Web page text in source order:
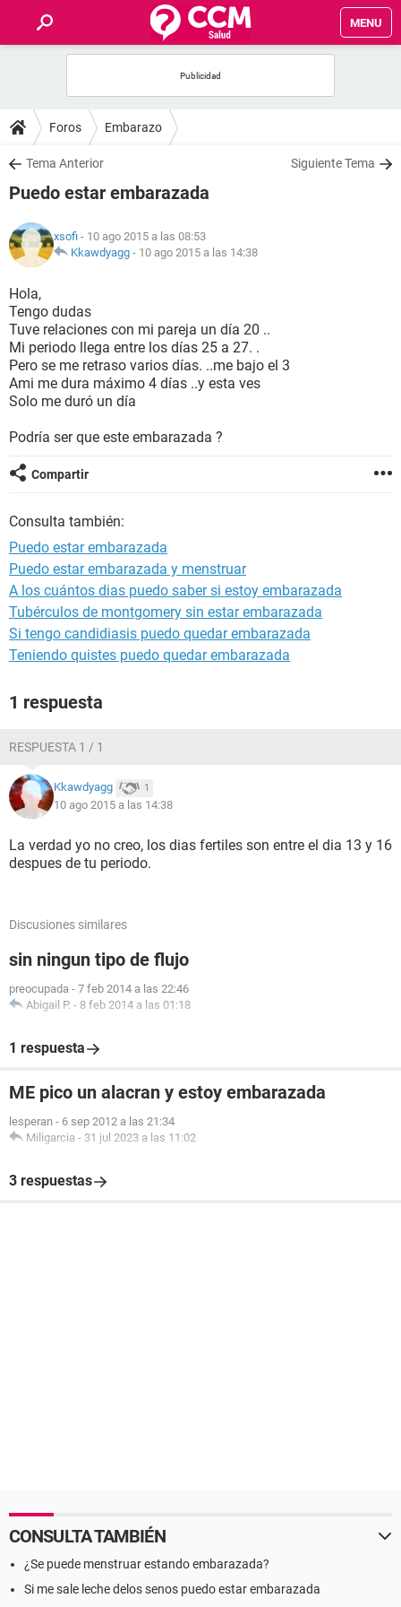
MENU
FOROS
SALUD
NUTRICIÓN
BIENESTAR
SEXUALIDAD
GLOSARIO
Foros Embarazo
Tema Anterior Siguiente Tema
Puedo estar embarazada
xsofi - 10 ago 2015 a las 08:53
Kkawdyagg - 10 ago 2015 a las 14:38
Hola,
Tengo dudas
Tuve relaciones con mi pareja un día 20 ..
Mi periodo llega entre los días 25 a 27. .
Pero se me retraso varios días. ..me bajo el 3
Ami me dura máximo 4 días ..y esta ves
Solo me duró un día
Podría ser que este embarazada ?
Compartir
Consulta también:
Puedo estar embarazada
Puedo estar embarazada y menstruar
A los cuántos dias puedo saber si estoy embarazada
Tubérculos de montgomery sin estar embarazada
Si tengo candidiasis puedo quedar embarazada
Teniendo quistes puedo quedar embarazada
1 respuesta
RESPUESTA 1 / 1
Kkawdyagg 1
10 ago 2015 a las 14:38
La verdad yo no creo, los dias fertiles son entre el dia 13 y 16
despues de tu periodo.
Discusiones similares
sin ningun tipo de flujo
preocupada - 7 feb 2014 a las 22:46
Abigail P. - 8 feb 2014 a las 01:18
1 respuesta
ME pico un alacran y estoy embarazada
lesperan - 6 sep 2012 a las 21:34
Miligarcia - 31 jul 2023 a las 11:02
3 respuestas
CONSULTA TAMBIÉN
¿Se puede menstruar estando embarazada?
Si me sale leche delos senos puedo estar embarazada